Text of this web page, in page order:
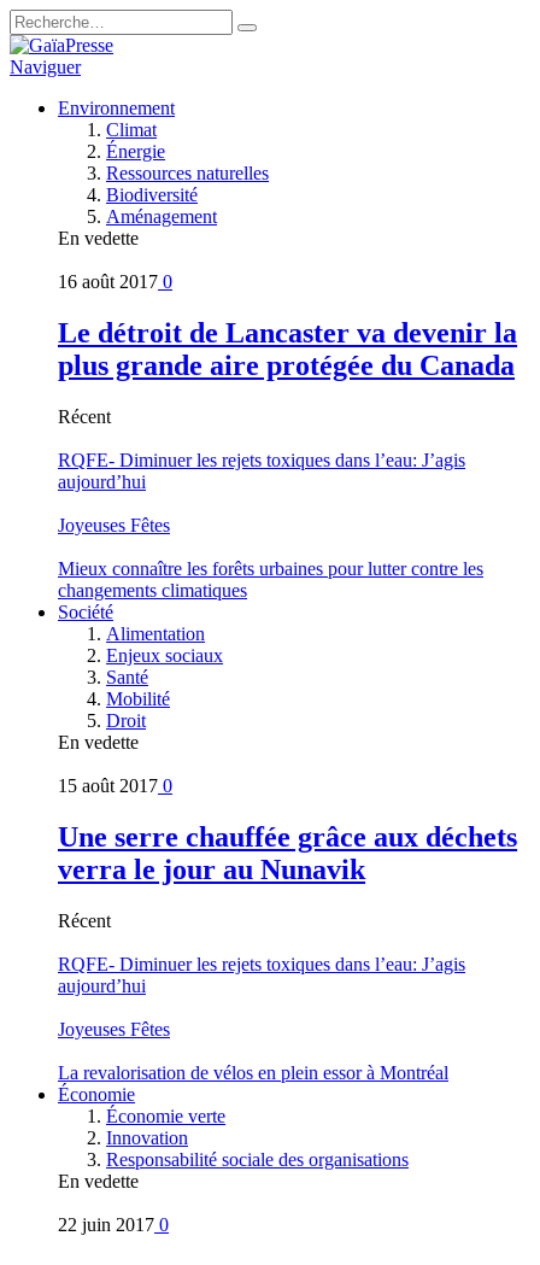
Naviguer
Environnement
Climat
Énergie
Ressources naturelles
Biodiversité
Aménagement
En vedette
16 août 2017 0
Le détroit de Lancaster va devenir la
plus grande aire protégée du Canada
Récent
RQFE- Diminuer les rejets toxiques dans l’eau: J’agis
aujourd’hui
Joyeuses Fêtes
Mieux connaître les forêts urbaines pour lutter contre les
changements climatiques
Société
Alimentation
Enjeux sociaux
Santé
Mobilité
Droit
En vedette
15 août 2017 0
Une serre chauffée grâce aux déchets
verra le jour au Nunavik
Récent
RQFE- Diminuer les rejets toxiques dans l’eau: J’agis
aujourd’hui
Joyeuses Fêtes
La revalorisation de vélos en plein essor à Montréal
Économie
Économie verte
Innovation
Responsabilité sociale des organisations
En vedette
22 juin 2017 0